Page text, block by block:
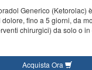
Generico (Ketorolac)
fino a 5 giorni, da
chirurgici) da solo o
Acquista Ora